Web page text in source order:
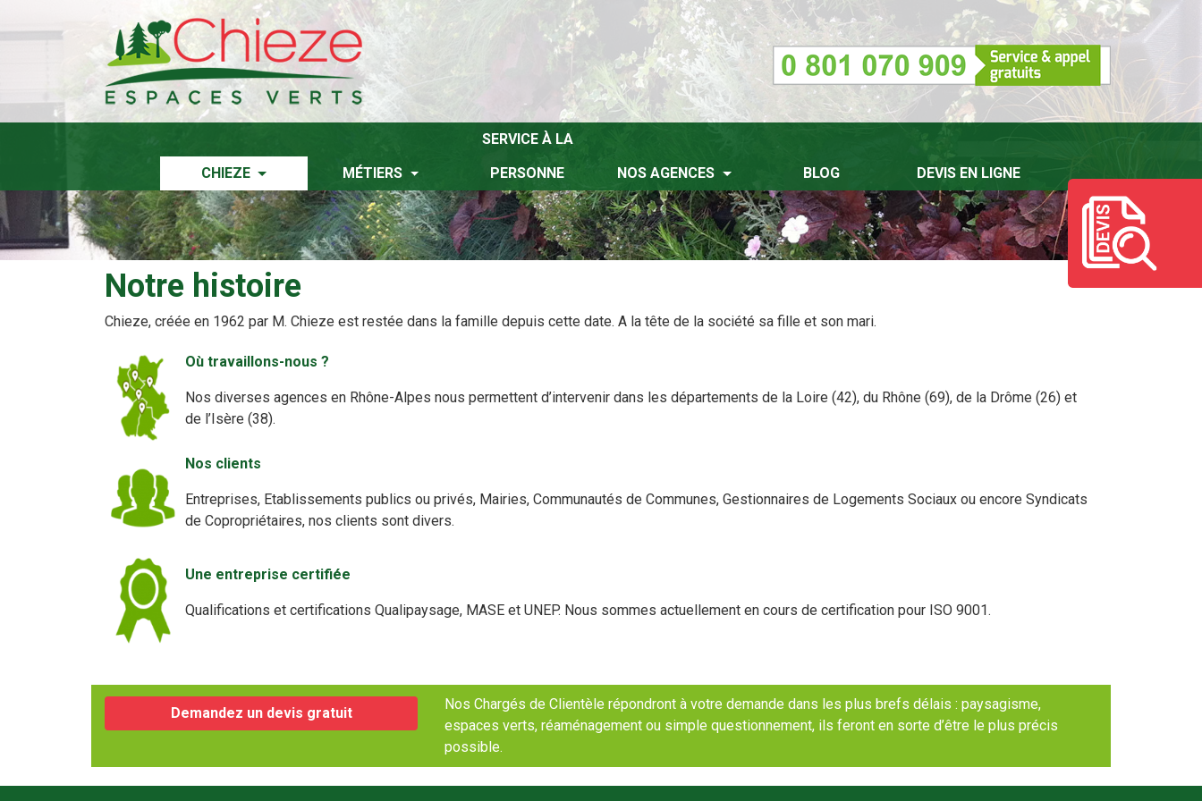
CHIEZE MÉTIERS
SERVICE À LA
PERSONNE
NOS AGENCES BLOG DEVIS EN LIGNE
Notre histoire
Chieze, créée en 1962 par M. Chieze est restée dans la famille depuis cette date. A la tête de la société sa fille et son mari.
Où travaillons-nous ?
Nos diverses agences en Rhône-Alpes nous permettent d’intervenir dans les départements de la Loire (42), du Rhône (69), de la Drôme (26) et
de l’Isère (38).
Nos clients
Entreprises, Etablissements publics ou privés, Mairies, Communautés de Communes, Gestionnaires de Logements Sociaux ou encore Syndicats
de Copropriétaires, nos clients sont divers.
Une entreprise certifiée
Qualifications et certifications Qualipaysage, MASE et UNEP. Nous sommes actuellement en cours de certification pour ISO 9001.
Demandez un devis gratuit
Nos Chargés de Clientèle répondront à votre demande dans les plus brefs délais : paysagisme,
espaces verts, réaménagement ou simple questionnement, ils feront en sorte d’être le plus précis
possible.